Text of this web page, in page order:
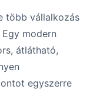
több vállalkozás
modern
átlátható,
egyszerre